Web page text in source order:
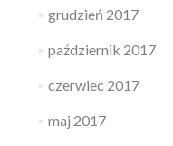
grudzień 2017
październik 2017
czerwiec 2017
maj 2017